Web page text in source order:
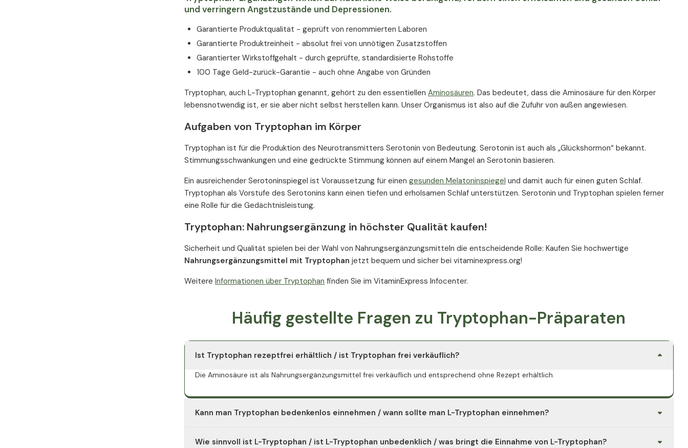
und verringern Angstzustände und Depressionen.
Garantierte Produktqualität - geprüft von renommierten Laboren
Garantierte Produktreinheit - absolut frei von unnötigen Zusatzstoffen
Garantierter Wirkstoffgehalt - durch geprüfte, standardisierte Rohstoffe
100 Tage Geld-zurück-Garantie - auch ohne Angabe von Gründen
Tryptophan, auch L-Tryptophan genannt, gehört zu den essentiellen Aminosäuren. Das bedeutet, dass die Aminosäure für den Körper
lebensnotwendig ist, er sie aber nicht selbst herstellen kann. Unser Organismus ist also auf die Zufuhr von außen angewiesen.
Aufgaben von Tryptophan im Körper
Tryptophan ist für die Produktion des Neurotransmitters Serotonin von Bedeutung. Serotonin ist auch als „Glückshormon“ bekannt.
Stimmungsschwankungen und eine gedrückte Stimmung können auf einem Mangel an Serotonin basieren.
Ein ausreichender Serotoninspiegel ist Voraussetzung für einen gesunden Melatoninspiegel und damit auch für einen guten Schlaf.
Tryptophan als Vorstufe des Serotonins kann einen tiefen und erholsamen Schlaf unterstützen. Serotonin und Tryptophan spielen ferner
eine Rolle für die Gedächtnisleistung.
Tryptophan: Nahrungsergänzung in höchster Qualität kaufen!
Sicherheit und Qualität spielen bei der Wahl von Nahrungsergänzungsmitteln die entscheidende Rolle: Kaufen Sie hochwertige
Nahrungsergänzungsmittel mit Tryptophan jetzt bequem und sicher bei vitaminexpress.org!
Weitere Informationen über Tryptophan finden Sie im VitaminExpress Infocenter.
Häufig gestellte Fragen zu Tryptophan-Präparaten
Ist Tryptophan rezeptfrei erhältlich / ist Tryptophan frei verkäuflich?
Die Aminosäure ist als Nahrungsergänzungsmittel frei verkäuflich und entsprechend ohne Rezept erhältlich.
Kann man Tryptophan bedenkenlos einnehmen / wann sollte man L-Tryptophan einnehmen?
bestehender Medikation (u.a. Antidepressiva), während Kindheit bzw. Jugend und bei chronischen Erkrankungen sollten Tryptophan-
Wie sinnvoll ist L-Tryptophan / ist L-Tryptophan unbedenklich / was bringt die Einnahme von L-Tryptophan?